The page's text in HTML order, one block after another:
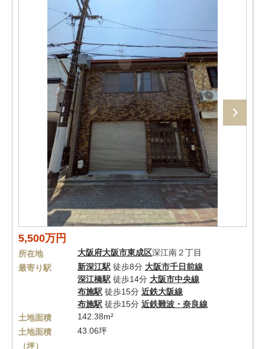
5,500万円
所在地 大阪府大阪市東成区深江南２丁目
最寄り駅
新深江駅 徒歩8分 大阪市千日前線
深江橋駅 徒歩14分 大阪市中央線
布施駅 徒歩15分 近鉄大阪線
布施駅 徒歩15分 近鉄難波・奈良線
土地面積
142.38m²
土地面積
（坪）
43.06坪